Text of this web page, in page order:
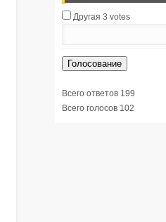
Другая 3 votes
Голосование
Всего ответов 199
Всего голосов 102